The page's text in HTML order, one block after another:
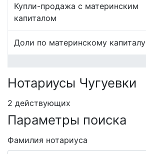
Купли-продажа с материнским
капиталом
Доли по материнскому капиталу
Нотариусы Чугуевки
2 действующих
Параметры поиска
Фамилия нотариуса